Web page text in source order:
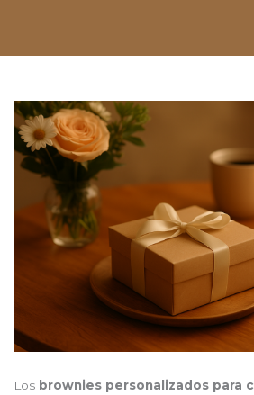
Los brownies personalizados para